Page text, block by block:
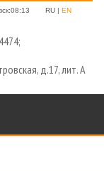
RU | EN
д.17, лит. А